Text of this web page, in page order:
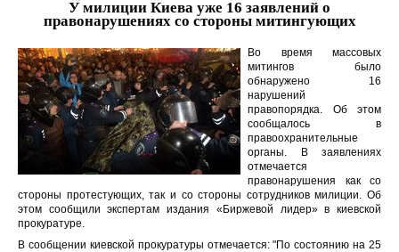
У милиции Киева уже 16 заявлений о
правонарушениях со стороны митингующих
Во время массовых
митингов было
обнаружено 16
нарушений
правопорядка. Об этом
сообщалось в
правоохранительные
органы. В заявлениях
отмечается
правонарушения как со
стороны протестующих, так и со стороны сотрудников милиции. Об
этом сообщили экспертам издания «Биржевой лидер» в киевской
прокуратуре.
В сообщении киевской прокуратуры отмечается: "По состоянию на 25